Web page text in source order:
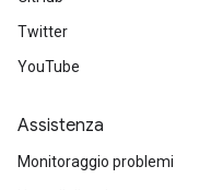
Twitter
YouTube
Assistenza
Monitoraggio problemi